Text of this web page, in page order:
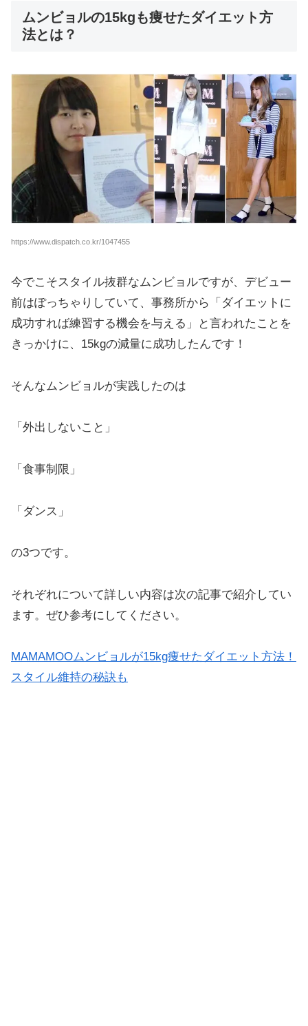
ムンビョルの15kgも痩せたダイエット方
法とは？
https://www.dispatch.co.kr/1047455
今でこそスタイル抜群なムンビョルですが、デビュー
前はぽっちゃりしていて、事務所から「ダイエットに
成功すれば練習する機会を与える」と言われたことを
きっかけに、15kgの減量に成功したんです！
そんなムンビョルが実践したのは
「外出しないこと」
「食事制限」
「ダンス」
の3つです。
それぞれについて詳しい内容は次の記事で紹介してい
ます。ぜひ参考にしてください。
MAMAMOOムンビョルが15kg痩せたダイエット方法！
スタイル維持の秘訣も